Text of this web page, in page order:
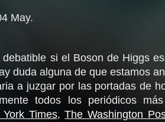
debatible si el Boson de Higgs
duda alguna de que estamos
a juzgar por las portadas de
todos los periódicos
Times,The Washington